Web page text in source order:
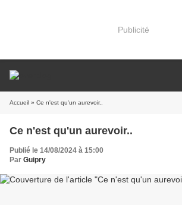
Publicité
Accueil » Ce n'est qu'un aurevoir..
Ce n'est qu'un aurevoir..
Publié le 14/08/2024 à 15:00
Par Guipry